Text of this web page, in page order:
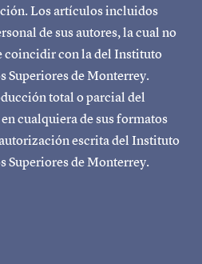
Los artículos incluidos
de sus autores, la cual no
coincidir con la del Instituto
Superiores de Monterrey.
total o parcial del
cualquiera de sus formatos
escrita del Instituto
Superiores de Monterrey.